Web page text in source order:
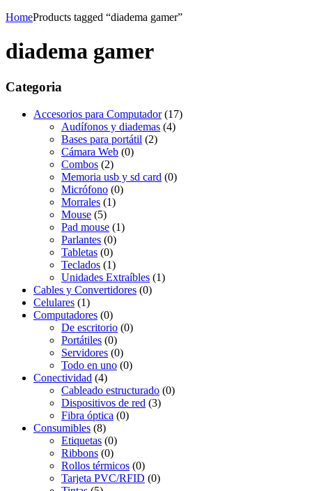
HomeProducts tagged “diadema gamer”
diadema gamer
Categoria
Accesorios para Computador (17)
Audífonos y diademas (4)
Bases para portátil (2)
Cámara Web (0)
Combos (2)
Memoria usb y sd card (0)
Micrófono (0)
Morrales (1)
Mouse (5)
Pad mouse (1)
Parlantes (0)
Tabletas (0)
Teclados (1)
Unidades Extraíbles (1)
Cables y Convertidores (0)
Celulares (1)
Computadores (0)
De escritorio (0)
Portátiles (0)
Servidores (0)
Todo en uno (0)
Conectividad (4)
Cableado estructurado (0)
Dispositivos de red (3)
Fibra óptica (0)
Consumibles (8)
Etiquetas (0)
Ribbons (0)
Rollos térmicos (0)
Tarjeta PVC/RFID (0)